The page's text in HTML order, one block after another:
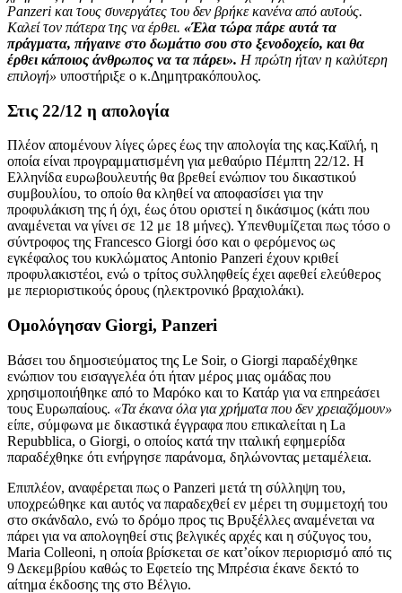
Panzeri και τους συνεργάτες του δεν βρήκε κανένα από αυτούς.
Καλεί τον πάτερα της να έρθει. «Έλα τώρα πάρε αυτά τα
πράγματα, πήγαινε στο δωμάτιο σου στο ξενοδοχείο, και θα
έρθει κάποιος άνθρωπος να τα πάρει». Η πρώτη ήταν η καλύτερη
επιλογή» υποστήριξε ο κ.Δημητρακόπουλος.
Στις 22/12 η απολογία
Πλέον απομένουν λίγες ώρες έως την απολογία της κας.Καϊλή, η
οποία είναι προγραμματισμένη για μεθαύριο Πέμπτη 22/12. Η
Ελληνίδα ευρωβουλευτής θα βρεθεί ενώπιον του δικαστικού
συμβουλίου, το οποίο θα κληθεί να αποφασίσει για την
προφυλάκιση της ή όχι, έως ότου οριστεί η δικάσιμος (κάτι που
αναμένεται να γίνει σε 12 με 18 μήνες). Υπενθυμίζεται πως τόσο ο
σύντροφος της Francesco Giorgi όσο και ο φερόμενος ως
εγκέφαλος του κυκλώματος Antonio Panzeri έχουν κριθεί
προφυλακιστέοι, ενώ ο τρίτος συλληφθείς έχει αφεθεί ελεύθερος
με περιοριστικούς όρους (ηλεκτρονικό βραχιολάκι).
Ομολόγησαν Giorgi, Panzeri
Βάσει του δημοσιεύματος της Le Soir, ο Giorgi παραδέχθηκε
ενώπιον του εισαγγελέα ότι ήταν μέρος μιας ομάδας που
χρησιμοποιήθηκε από το Μαρόκο και το Κατάρ για να επηρεάσει
τους Ευρωπαίους. «Τα έκανα όλα για χρήματα που δεν χρειαζόμουν»
είπε, σύμφωνα με δικαστικά έγγραφα που επικαλείται η La
Repubblica, ο Giorgi, ο οποίος κατά την ιταλική εφημερίδα
παραδέχθηκε ότι ενήργησε παράνομα, δηλώνοντας μεταμέλεια.
Επιπλέον, αναφέρεται πως ο Panzeri μετά τη σύλληψη του,
υποχρεώθηκε και αυτός να παραδεχθεί εν μέρει τη συμμετοχή του
στο σκάνδαλο, ενώ το δρόμο προς τις Βρυξέλλες αναμένεται να
πάρει για να απολογηθεί στις βελγικές αρχές και η σύζυγος του,
Maria Colleoni, η οποία βρίσκεται σε κατ’οίκον περιορισμό από τις
9 Δεκεμβρίου καθώς το Εφετείο της Μπρέσια έκανε δεκτό το
αίτημα έκδοσης της στο Βέλγιο.